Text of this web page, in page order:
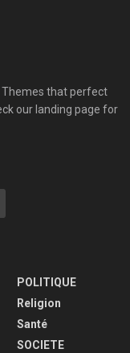
Themes that perfect
our landing page for
POLITIQUE
Religion
Santé
SOCIETE